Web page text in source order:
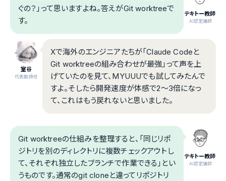
テキトー教師
.AI認定講師
ぐの？」って思いますよね。答えがGit worktreeで
す。
室谷
代表取締役
Xで海外のエンジニアたちが「Claude Codeと
Git worktreeの組み合わせが最強」って声を上
げていたのを見て、MYUUUでも試してみたんで
すよ。そしたら開発速度が体感で2〜3倍になっ
て、これはもう戻れないと思いました。
テキトー教師
.AI認定講師
Git worktreeの仕組みを整理すると、「同じリポ
ジトリを別のディレクトリに複数チェックアウトし
て、それぞれ独立したブランチで作業できる」とい
うものです。通常のgit cloneと違ってリポジトリ